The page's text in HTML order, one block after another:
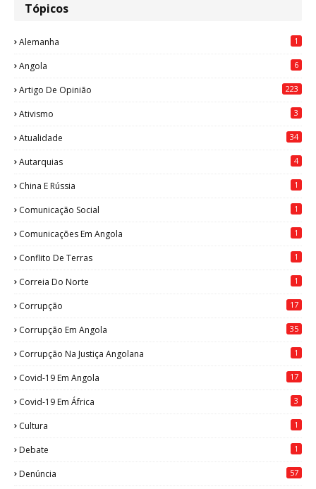
Tópicos
Alemanha 1
Angola 6
Artigo De Opinião 223
Ativismo 3
Atualidade 34
Autarquias 4
China E Rússia 1
Comunicação Social 1
Comunicações Em Angola 1
Conflito De Terras 1
Correia Do Norte 1
Corrupção 17
Corrupção Em Angola 35
Corrupção Na Justiça Angolana 1
Covid-19 Em Angola 17
Covid-19 Em África 3
Cultura 1
Debate 1
Denúncia 57